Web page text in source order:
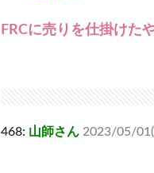
FRCに売りを仕掛けた
468: 山師さん 2023/05/